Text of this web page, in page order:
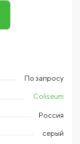
По запросу
Coliseum
Россия
серый